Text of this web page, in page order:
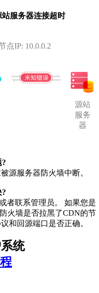
站服务器连接超时
点IP: 10.0.0.2
源站
服务
器
源服务器防火墙中断。
者联系管理员。 如果您是
火墙是否拉黑了CDN的节
和回源端口是否正确。
统